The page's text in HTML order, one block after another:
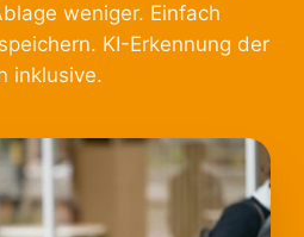
weniger. Einfach
KI-Erkennung der
inklusive.